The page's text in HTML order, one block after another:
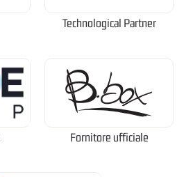
Technological Partner
Fornitore ufficiale